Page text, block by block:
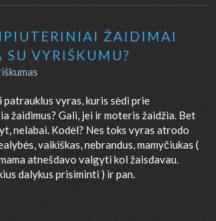
ŽAIDIMAI
SU VYRIŠKUMU?
vyras, kuris sėdi prie
žaidimus? Gali, jei ir moteris žaidžia. Bet
nelabai. Kodėl? Nes toks vyras atrodo
vaikiškas, nebrandus, mamyčiukas (
atnešdavo valgyti kol žaisdavau.
dalykus prisiminti ) ir pan.